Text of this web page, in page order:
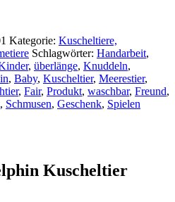
Kategorie: Kuscheltiere,
Schlagwörter: Handarbeit,
, überlänge, Knuddeln,
, Baby, Kuscheltier, Meerestier,
, Fair, Produkt, waschbar, Freund,
, Schmusen, Geschenk, Spielen
Kuscheltier